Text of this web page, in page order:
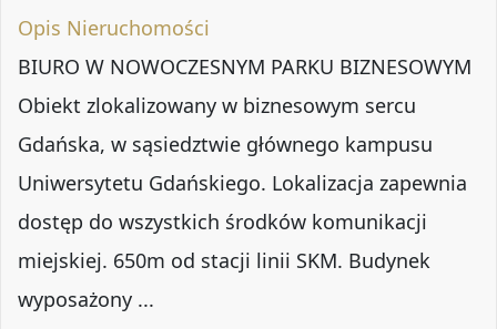
Opis Nieruchomości
BIURO W NOWOCZESNYM PARKU BIZNESOWYM
Obiekt zlokalizowany w biznesowym sercu
Gdańska, w sąsiedztwie głównego kampusu
Uniwersytetu Gdańskiego. Lokalizacja zapewnia
dostęp do wszystkich środków komunikacji
miejskiej. 650m od stacji linii SKM. Budynek
wyposażony ...